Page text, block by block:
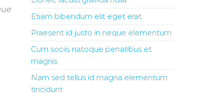
Etiam bibendum elit eget erat
Praesent id justo in neque elementum
Cum sociis natoque penatibus et
magnis
Nam sed tellus id magna elementum
tincidunt